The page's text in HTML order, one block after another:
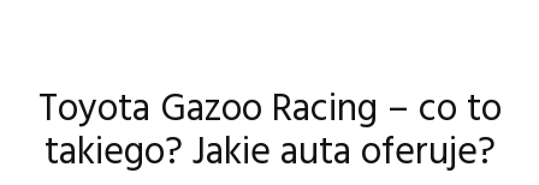
Toyota Gazoo Racing – co to
takiego? Jakie auta oferuje?